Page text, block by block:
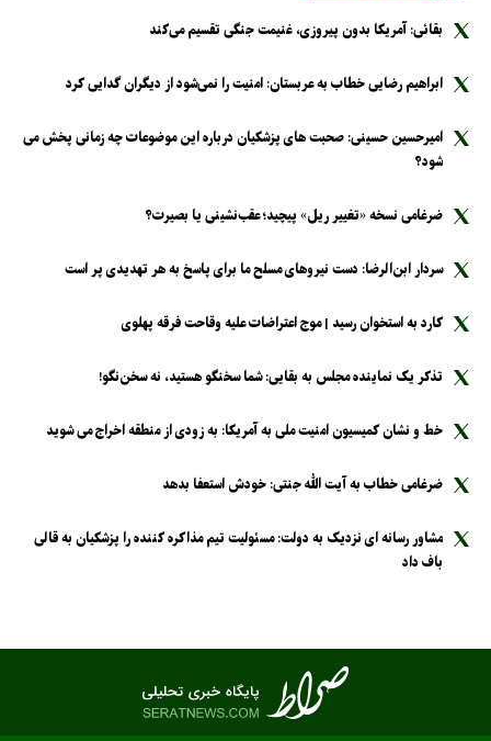
بقائی: آمریکا بدون پیروزی، غنیمت جنگی تقسیم می‌کند
ابراهیم رضایی خطاب به عربستان: امنیت را نمی‌شود از دیگران گدایی کرد
امیرحسین حسینی: صحبت های پزشکیان درباره این موضوعات چه زمانی پخش می
شود؟
ضرغامی نسخه «تغییر ریل» پیچید؛ عقب‌نشینی یا بصیرت؟
سردار ابن‌الرضا: دست نیرو‌های مسلح ما برای پاسخ به هر تهدیدی پر است
کارد به استخوان رسید | موج اعتراضات علیه وقاحت فرقه پهلوی
تذکر یک نماینده مجلس به بقایی: شما سخنگو هستید، نه سخن‌نگو!
خط و نشان کمیسیون امنیت ملی به آمریکا: به زودی از منطقه اخراج می شوید
ضرغامی خطاب به آیت الله جنتی: خودش استعفا بدهد
مشاور رسانه ای نزدیک به دولت: مسئولیت تیم مذاکره کننده را پزشکیان به قالی
باف داد